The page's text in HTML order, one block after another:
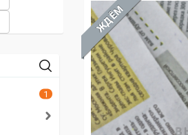
ЖДЁМ
1